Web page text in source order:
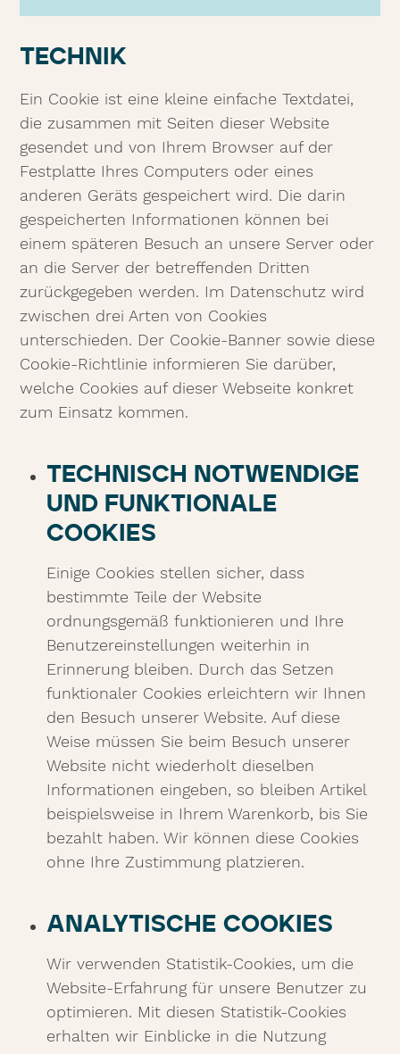
TECHNIK
Ein Cookie ist eine kleine einfache Textdatei,
die zusammen mit Seiten dieser Website
gesendet und von Ihrem Browser auf der
Festplatte Ihres Computers oder eines
anderen Geräts gespeichert wird. Die darin
gespeicherten Informationen können bei
einem späteren Besuch an unsere Server oder
an die Server der betreffenden Dritten
zurückgegeben werden. Im Datenschutz wird
zwischen drei Arten von Cookies
unterschieden. Der Cookie-Banner sowie diese
Cookie-Richtlinie informieren Sie darüber,
welche Cookies auf dieser Webseite konkret
zum Einsatz kommen.
TECHNISCH NOTWENDIGE
UND FUNKTIONALE
COOKIES
Einige Cookies stellen sicher, dass
bestimmte Teile der Website
ordnungsgemäß funktionieren und Ihre
Benutzereinstellungen weiterhin in
Erinnerung bleiben. Durch das Setzen
funktionaler Cookies erleichtern wir Ihnen
den Besuch unserer Website. Auf diese
Weise müssen Sie beim Besuch unserer
Website nicht wiederholt dieselben
Informationen eingeben, so bleiben Artikel
beispielsweise in Ihrem Warenkorb, bis Sie
bezahlt haben. Wir können diese Cookies
ohne Ihre Zustimmung platzieren.
ANALYTISCHE COOKIES
Wir verwenden Statistik-Cookies, um die
Website-Erfahrung für unsere Benutzer zu
optimieren. Mit diesen Statistik-Cookies
erhalten wir Einblicke in die Nutzung